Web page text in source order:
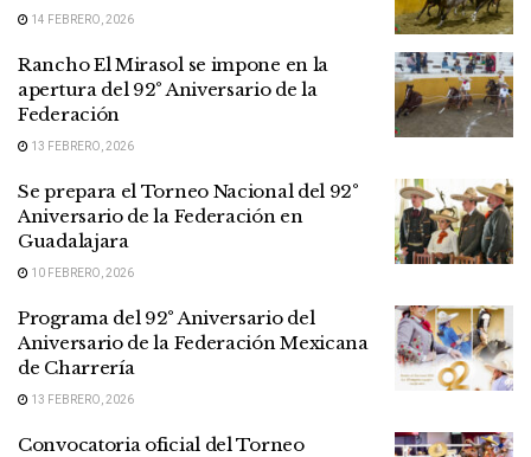
14 FEBRERO, 2026
Rancho El Mirasol se impone en la
apertura del 92° Aniversario de la
Federación
13 FEBRERO, 2026
Se prepara el Torneo Nacional del 92°
Aniversario de la Federación en
Guadalajara
10 FEBRERO, 2026
Programa del 92° Aniversario del
Aniversario de la Federación Mexicana
de Charrería
13 FEBRERO, 2026
Convocatoria oficial del Torneo